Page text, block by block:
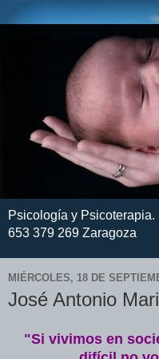
Psicología y
653 379 269 Zaragoza
MIÉRCOLES, 18 DE
José Antonio
"Si vivimos en